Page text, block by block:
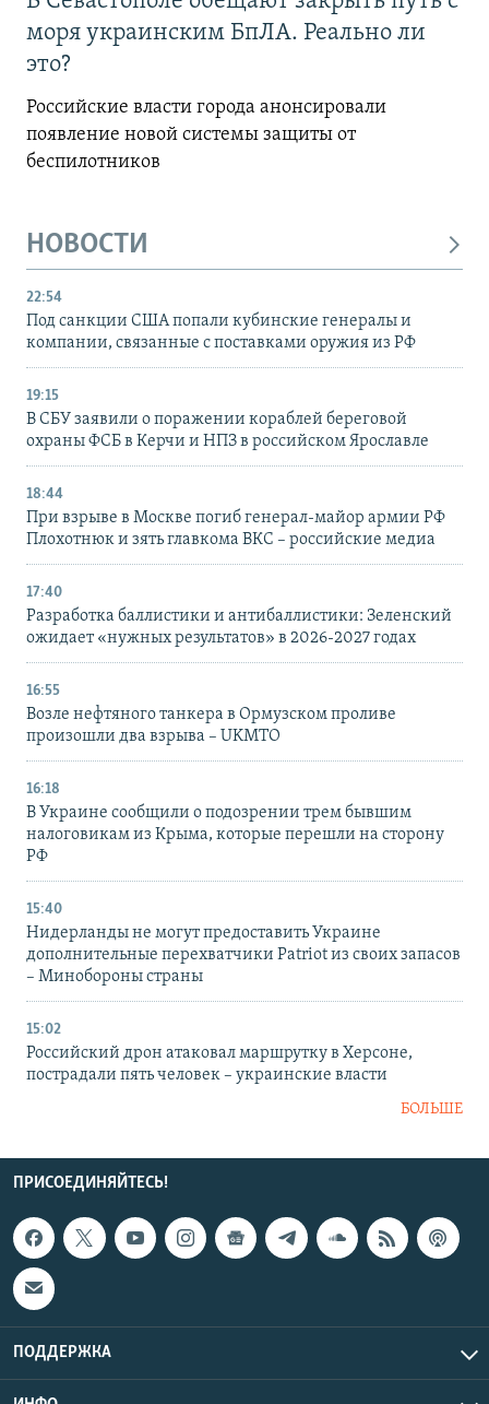
моря украинским БпЛА. Реально ли
это?
Российские власти города анонсировали
появление новой системы защиты от
беспилотников
НОВОСТИ
22:54
Под санкции США попали кубинские генералы и
компании, связанные с поставками оружия из РФ
19:15
В СБУ заявили о поражении кораблей береговой
охраны ФСБ в Керчи и НПЗ в российском Ярославле
18:44
При взрыве в Москве погиб генерал-майор армии РФ
Плохотнюк и зять главкома ВКС – российские медиа
17:40
Разработка баллистики и антибаллистики: Зеленский
ожидает «нужных результатов» в 2026-2027 годах
16:55
Возле нефтяного танкера в Ормузском проливе
произошли два взрыва – UKMTO
16:18
В Украине сообщили о подозрении трем бывшим
налоговикам из Крыма, которые перешли на сторону
РФ
15:40
Нидерланды не могут предоставить Украине
дополнительные перехватчики Patriot из своих запасов
– Минобороны страны
15:02
Российский дрон атаковал маршрутку в Херсоне,
пострадали пять человек – украинские власти
БОЛЬШЕ
ПРИСОЕДИНЯЙТЕСЬ!
ПОДДЕРЖКА